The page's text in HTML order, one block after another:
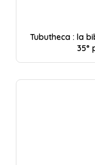
Tubutheca : la
35°